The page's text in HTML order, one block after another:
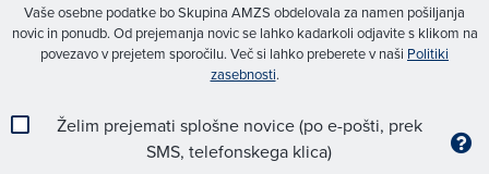
Vaše osebne podatke bo Skupina AMZS obdelovala za namen pošiljanja
novic in ponudb. Od prejemanja novic se lahko kadarkoli odjavite s klikom na
povezavo v prejetem sporočilu. Več si lahko preberete v naši Politiki
zasebnosti.
Želim prejemati splošne novice (po e-pošti, prek
SMS, telefonskega klica)